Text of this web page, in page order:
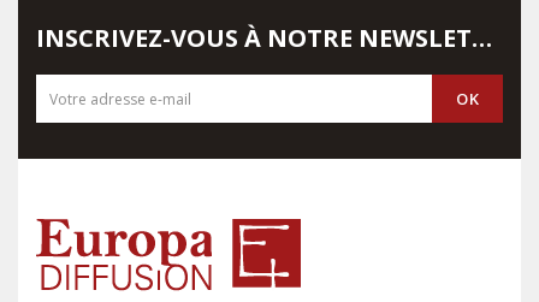
INSCRIVEZ-VOUS À NOTRE NEWSLETTER